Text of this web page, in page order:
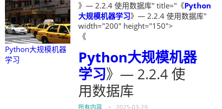
Python大规模机器
学习
》— 2.2.4 使用数据库" title="《Python
大规模机器学习》— 2.2.4 使用数据库"
width="200" height="150">
《
Python大规模机器
学习》— 2.2.4 使
用数据库
所有内容 • 2025-03-29